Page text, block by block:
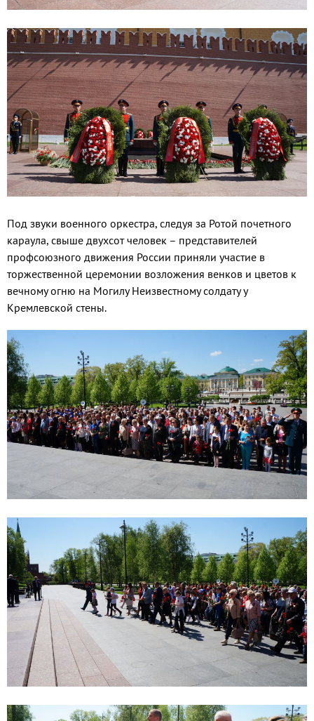
Под звуки военного оркестра, следуя за Ротой почетного
караула, свыше двухсот человек – представителей
профсоюзного движения России приняли участие в
торжественной церемонии возложения венков и цветов к
вечному огню на Могилу Неизвестному солдату у
Кремлевской стены.